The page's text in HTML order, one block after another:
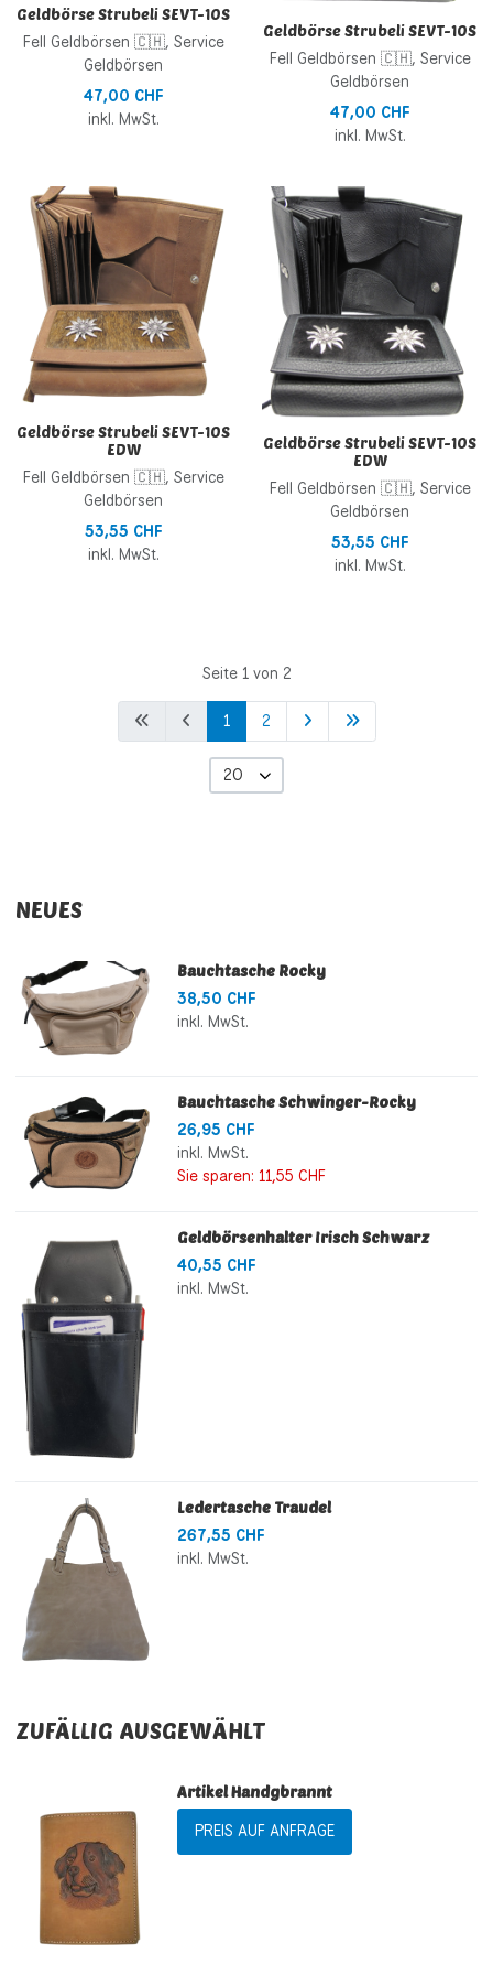
Geldbörse Strubeli SEVT-10S
Fell Geldbörsen 🇨🇭, Service
Geldbörsen
47,00 CHF
inkl. MwSt.
Geldbörse Strubeli SEVT-10S
Fell Geldbörsen 🇨🇭, Service
Geldbörsen
47,00 CHF
inkl. MwSt.
Zur Wunschliste hinzufügen
Zur Vergleichsliste hinzufügen
Schnellansicht
Geldbörse Strubeli SEVT-10S
EDW
Fell Geldbörsen 🇨🇭, Service
Geldbörsen
53,55 CHF
inkl. MwSt.
Geldbörse Strubeli SEVT-10S
EDW
Fell Geldbörsen 🇨🇭, Service
Geldbörsen
53,55 CHF
inkl. MwSt.
Seite 1 von 2
1 2
20
NEUES
Bauchtasche Rocky
38,50 CHF
inkl. MwSt.
Bauchtasche Schwinger-Rocky
26,95 CHF
inkl. MwSt.
Sie sparen: 11,55 CHF
Geldbörsenhalter Irisch Schwarz
40,55 CHF
inkl. MwSt.
Ledertasche Traudel
267,55 CHF
inkl. MwSt.
ZUFÄLLIG AUSGEWÄHLT
Artikel Handgbrannt
PREIS AUF ANFRAGE